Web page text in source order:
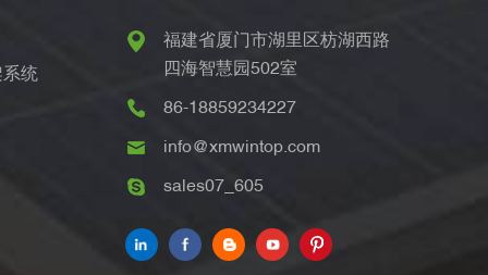
系统
福建省厦门市湖里区枋湖西路
四海智慧园502室
86-18859234227
info@xmwintop.com
sales07_605